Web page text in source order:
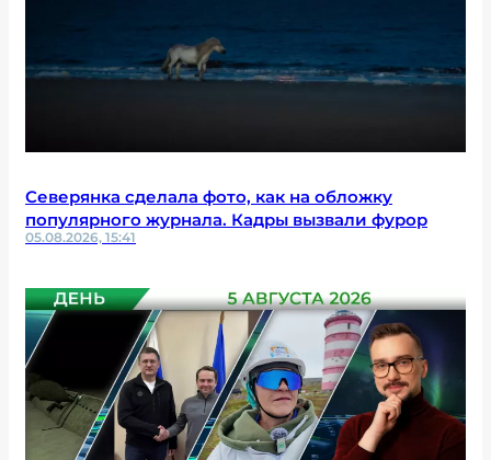
Северянка сделала фото, как на обложку
популярного журнала. Кадры вызвали фурор
05.08.2026, 15:41